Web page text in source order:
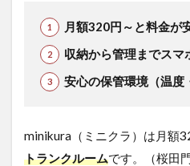
月額320円～と料金が
収納から管理までスマ
安心の保管環境（温度
minikura（ミニクラ）は月額
トランクルームです。（桜田